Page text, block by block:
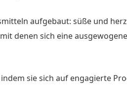
aufgebaut: süße und
denen sich eine
sie sich auf engagierte